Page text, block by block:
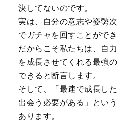
決してないのです。
実は、自分の意志や姿勢
でガチャを回すことができ
だからこそ私たちは、自
を成長させてくれる最強
できると断言します。
そして、「最速で成長し
出会う必要がある」とい
あります。